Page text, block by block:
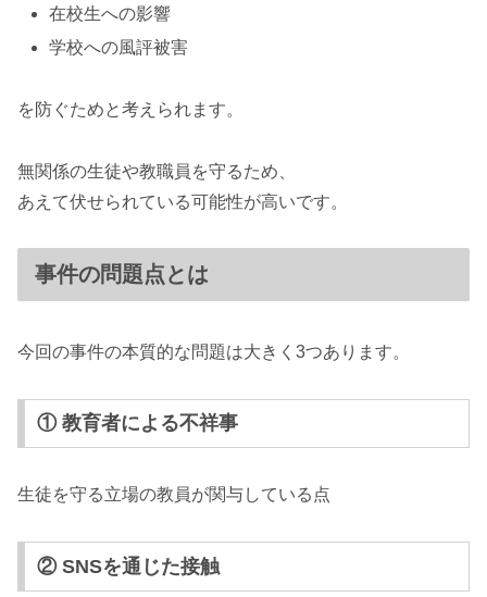
在校生への影響
学校への風評被害
を防ぐためと考えられます。
無関係の生徒や教職員を守るため、
あえて伏せられている可能性が高いです。
事件の問題点とは
今回の事件の本質的な問題は大きく3つあります。
① 教育者による不祥事
生徒を守る立場の教員が関与している点
② SNSを通じた接触